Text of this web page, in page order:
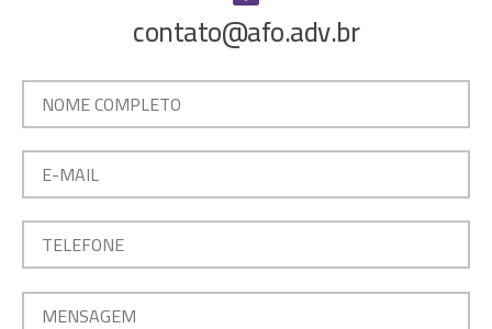
contato@afo.adv.br